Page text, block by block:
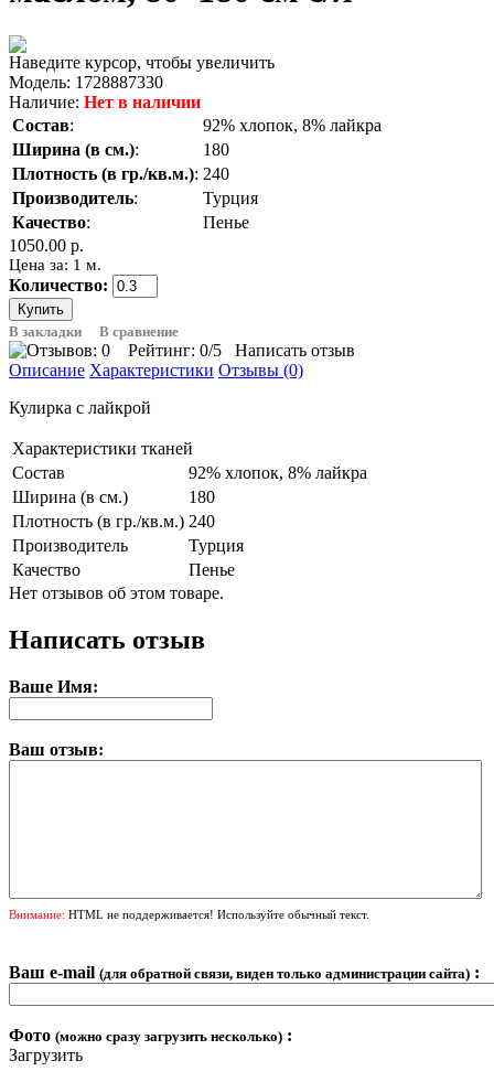
Наведите курсор, чтобы увеличить
Модель: 1728887330
Наличие: Нет в наличии
Состав:
92% хлопок, 8% лайкра
Ширина (в см.):
180
Плотность (в гр./кв.м.): 240
Производитель:
Турция
Качество:
Пенье
1050.00 р.
Цена за: 1 м.
Количество:
В закладки В сравнение
Рейтинг: 0/5
Написать отзыв
Описание Характеристики Отзывы (0)
Кулирка с лайкрой
Характеристики тканей
Состав
92% хлопок, 8% лайкра
Ширина (в см.)
180
Плотность (в гр./кв.м.) 240
Производитель
Турция
Качество
Пенье
Нет отзывов об этом товаре.
Написать отзыв
Ваше Имя:
Ваш отзыв:
Внимание: HTML не поддерживается! Используйте обычный текст.
Ваш e-mail (для обратной связи, виден только администрации сайта) :
Фото (можно сразу загрузить несколько) :
Загрузить